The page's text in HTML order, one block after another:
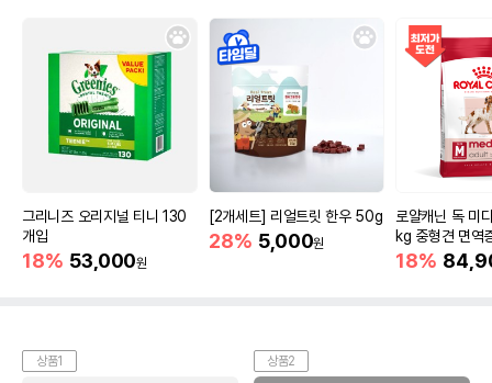
그리니즈 오리지널 티니 130
개입
18% 53,000원
[2개세트] 리얼트릿 한우 50g
28% 5,000원
로얄캐닌 독 미
kg 중형견 면역
18%
상품1 상품2